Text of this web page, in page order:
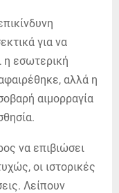
για να
η εσωτερική
αλλά η
αιμορραγία
να επιβιώσει
οι ιστορικές
Λείπουν